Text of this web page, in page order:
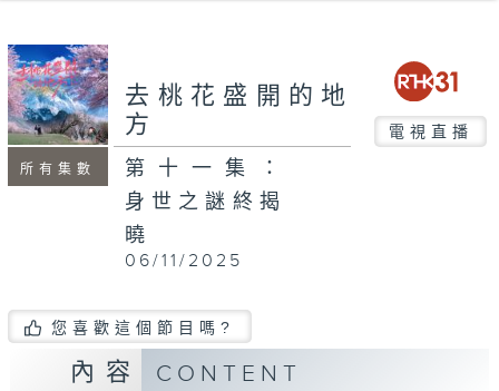
所有集數
去桃花盛開的地
方
電視直播
第十一集：
身世之謎終揭
曉
06/11/2025
您喜歡這個節目嗎?
內容 CONTENT